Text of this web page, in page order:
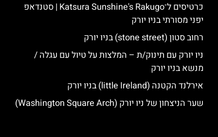
כרטיסים ל־Katsura Sunshine's Rakugo | סטנדאפ
יפני מסורתי בניו יורק
רחוב סטון (stone street) בניו יורק
ניו יורק עם תינוק/ת – המלצות על טיול עם עגלה /
מנשא בניו יורק
אירלנד הקטנה (little Ireland) בניו יורק
שער הניצחון של ניו יורק (Washington Square Arch)